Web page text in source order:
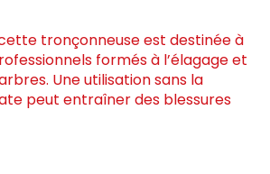
tronçonneuse est destinée à
formés à l’élagage et
Une utilisation sans la
peut entraîner des blessures